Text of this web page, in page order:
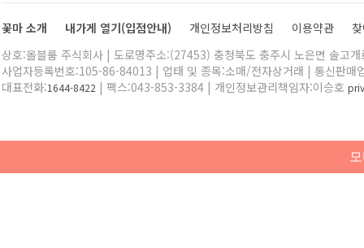
꽃마 소개 내가게 열기(입점안내) 개인정보처리방침 이용약관
상호:올블룸 주식회사 | 도로명주소:(27453) 충청북도 충주시 노은면 솔고
사업자등록번호:105-86-84013 | 업태 및 종목:소매/전자상거래 | 통신판매
대표전화:1644-8422 | 팩스:043-853-3384 | 개인정보관리책임자:이승호